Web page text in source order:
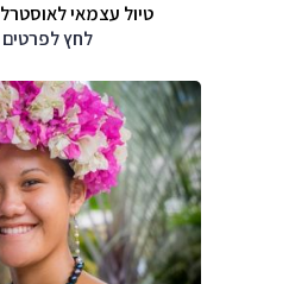
טיול עצמאי
לחץ לפרטים